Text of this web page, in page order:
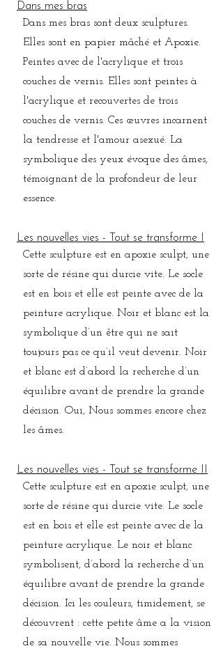
Dans mes bras
Dans mes bras sont deux sculptures.
Elles sont en papier mâché et Apoxie.
Peintes avec de l'acrylique et trois
couches de vernis. Elles sont peintes à
l'acrylique et recouvertes de trois
couches de vernis. Ces œuvres incarnent
la tendresse et l'amour asexué. La
symbolique des yeux évoque des âmes,
témoignant de la profondeur de leur
essence.
Les nouvelles vies - Tout se transforme I
Cette sculpture est en apoxie sculpt, une
sorte de résine qui durcie vite. Le socle
est en bois et elle est peinte avec de la
peinture acrylique. Noir et blanc est la
symbolique d’un être qui ne sait
toujours pas ce qu’il veut devenir. Noir
et blanc est d’abord la recherche d’un
équilibre avant de prendre la grande
décision. Oui, Nous sommes encore chez
les âmes.
Les nouvelles vies - Tout se transforme II
Cette sculpture est en apoxie sculpt, une
sorte de résine qui durcie vite. Le socle
est en bois et elle est peinte avec de la
peinture acrylique. Le noir et blanc
symbolisent, d’abord la recherche d’un
équilibre avant de prendre la grande
décision. Ici les couleurs, timidement, se
découvrent : cette petite âme a la vision
de sa nouvelle vie. Nous sommes